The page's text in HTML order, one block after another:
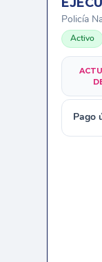
Policía
Activo
Pago